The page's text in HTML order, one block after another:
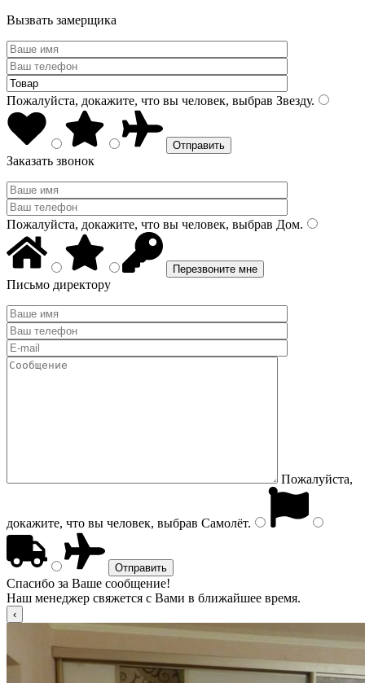
Вызвать замерщика
Пожалуйста, докажите, что вы человек, выбрав Звезду.
Заказать звонок
Пожалуйста, докажите, что вы человек, выбрав Дом.
Письмо директору
Пожалуйста,
докажите, что вы человек, выбрав Самолёт.
Спасибо за Ваше сообщение!
Наш менеджер свяжется с Вами в ближайшее время.